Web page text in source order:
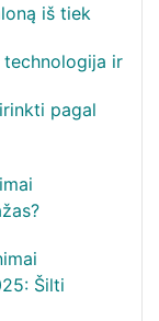
iš tiek
technologija ir
pagal
Šilti